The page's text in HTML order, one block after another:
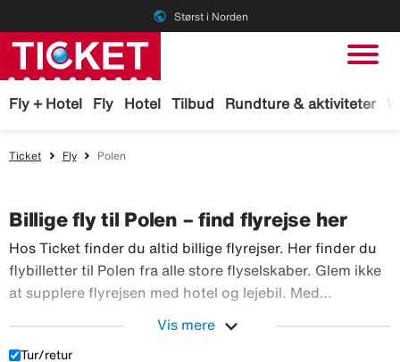
public Størst i Norden
Fly + Hotel Fly Hotel Tilbud Rundture & aktiviteter
Ticket Fly Polen
Billige fly til Polen – find flyrejse her
Hos Ticket finder du altid billige flyrejser. Her finder du
flybilletter til Polen fra alle store flyselskaber. Glem ikke
at supplere flyrejsen med hotel og lejebil. Med
Vis mere expand_more
Tur/retur